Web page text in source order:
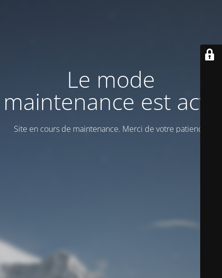
Le mode
maintenance est actif
Site en cours de maintenance. Merci de votre patience!